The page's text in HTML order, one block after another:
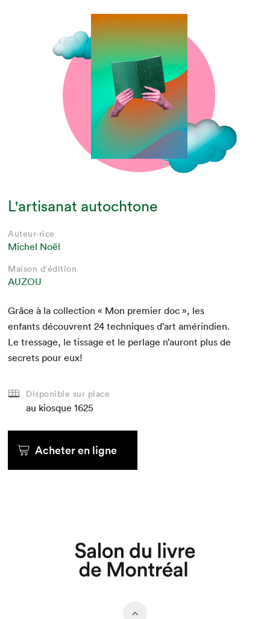
L'artisanat autochtone
Auteur·rice
Michel Noël
Maison d'édition
AUZOU
Grâce à la col­lec­tion « Mon pre­mier doc », les
enfants décou­vrent24 tech­niques d’art amérin­di­en.
Le tres­sage, le tis­sage et le per­lage n’au­ront plus de
secrets pour eux!
Disponible sur place
au kiosque 1625
Acheter en ligne